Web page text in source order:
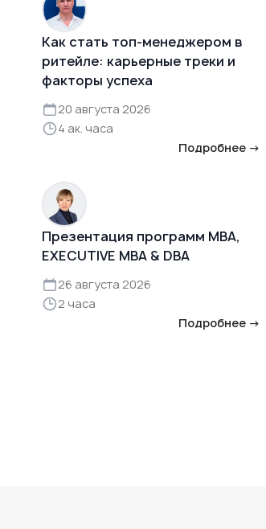
Как стать топ-менеджером в
ритейле: карьерные треки и
факторы успеха
20 августа 2026
4 ак. часа
Подробнее →
Презентация программ MBA,
EXECUTIVE MBA & DBA
26 августа 2026
2 часа
Подробнее →